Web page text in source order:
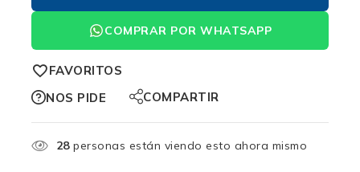
COMPRAR POR WHATSAPP
FAVORITOS
NOS PIDE
COMPARTIR
28personas están viendo esto ahora mismo